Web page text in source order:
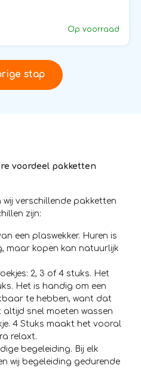
Op voorraad
stap
voordeel pakketten
wij verschillende pakketten
zijn:
een plaswekker. Huren is
maar kopen kan natuurlijk
2, 3 of 4 stuks. Het
Het is handig om een
te hebben, want dat
snel moeten wassen
4 Stuks maakt het vooral
relaxt.
begeleiding. Bij elk
wij begeleiding gedurende